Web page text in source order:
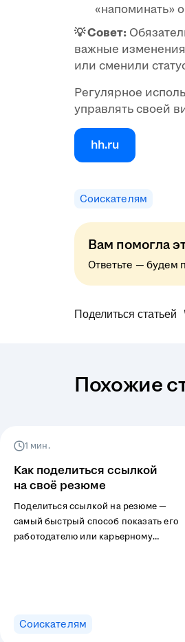
«напоминать»
💡Совет:
важные
или сменили
Регулярное
управлять своей
hh.ru
Соискателям
Вам помогла
Ответьте — будем
Поделиться статьей
Похожие
1 мин.
Как поделиться ссылкой
на своё резюме
Поделиться ссылкой на резюме —
самый быстрый способ показать его
работодателю или карьерному
Соискателям